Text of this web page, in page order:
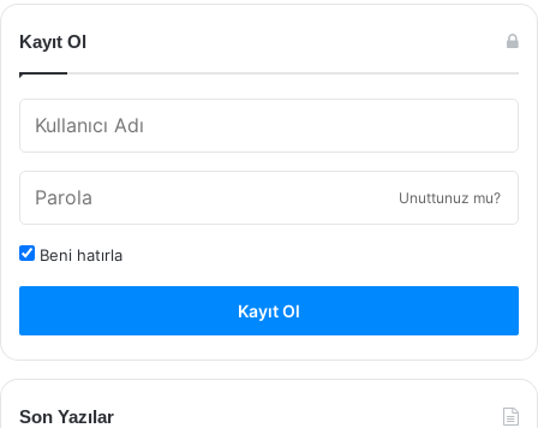
Kayıt Ol
Unuttunuz mu?
Beni hatırla
Kayıt Ol
Son Yazılar